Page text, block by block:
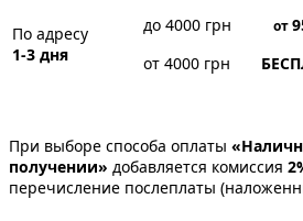
По адресу
1-3 дня
до 4000 грн от
от 4000 грн
При выборе способа оплаты
получении» добавляется комиссия
перечисление послеплаты